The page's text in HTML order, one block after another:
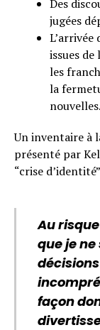
Des
jugées
issues
les
la
Un inventaire à
présenté par
“crise
Au
que je
façon